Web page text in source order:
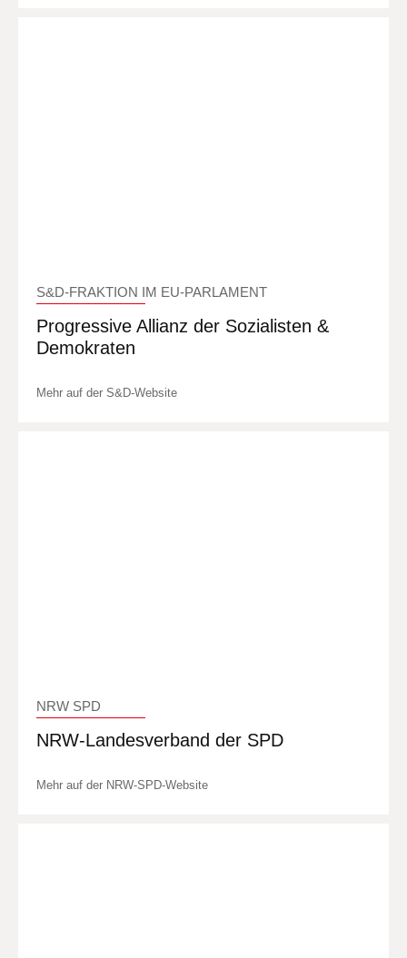
S&D-FRAKTION IM EU-PARLAMENT
Progressive Allianz der Sozialisten &
Demokraten
Mehr auf der S&D-Website
NRW SPD
NRW-Landesverband der SPD
Mehr auf der NRW-SPD-Website